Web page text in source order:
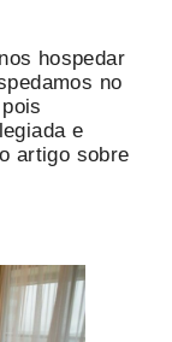
hospedar
no
e
artigo sobre